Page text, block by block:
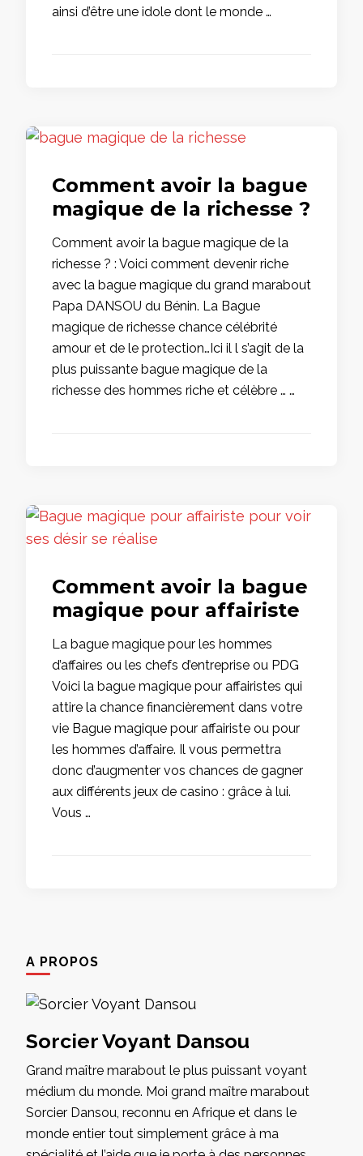
ainsi d’être une idole dont le monde …
Comment avoir la bague
magique de la richesse ?
Comment avoir la bague magique de la
richesse ? : Voici comment devenir riche
avec la bague magique du grand marabout
Papa DANSOU du Bénin. La Bague
magique de richesse chance célébrité
amour et de le protection…Ici il l s’agit de la
plus puissante bague magique de la
richesse des hommes riche et célèbre … …
Comment avoir la bague
magique pour affairiste
La bague magique pour les hommes
d’affaires ou les chefs d’entreprise ou PDG
Voici la bague magique pour affairistes qui
attire la chance financièrement dans votre
vie Bague magique pour affairiste ou pour
les hommes d’affaire. Il vous permettra
donc d’augmenter vos chances de gagner
aux différents jeux de casino : grâce à lui.
Vous …
A PROPOS
Sorcier Voyant Dansou
Grand maître marabout le plus puissant voyant
médium du monde. Moi grand maître marabout
Sorcier Dansou, reconnu en Afrique et dans le
monde entier tout simplement grâce à ma